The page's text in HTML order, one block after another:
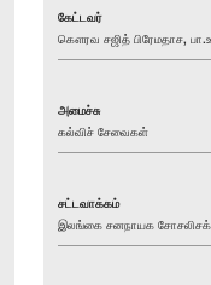
கேட்டவர்
கௌரவ சஜித் பிரேமதாச,
அமைச்சு
கல்விச் சேவைகள்
சட்டவாக்கம்
இலங்கை சனநாயக சோசலிசக்